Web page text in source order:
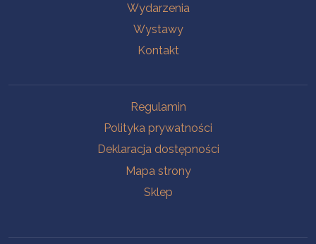
Wydarzenia
Wystawy
Kontakt
Regulamin
Polityka prywatności
Deklaracja dostępności
Mapa strony
Sklep